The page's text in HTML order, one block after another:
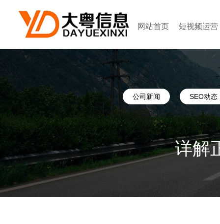
网站首页 短视频运营
公司新闻 SEO动态
详解